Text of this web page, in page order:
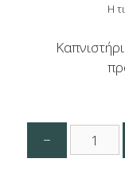
Η
−
Γαλβανιζέ